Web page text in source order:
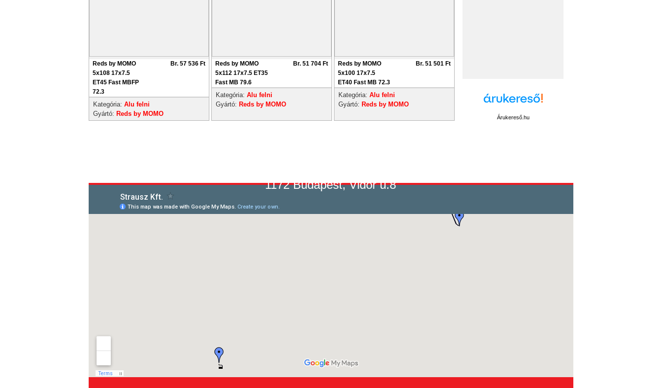
Reds by MOMO
5x108 17x7.5
ET45 Fast MBFP
72.3
Br. 57 536 Ft
Kategória: Alu felni
Gyártó: Reds by MOMO
Reds by MOMO
5x112 17x7.5 ET35
Fast MB 79.6
Br. 51 704 Ft
Kategória: Alu felni
Gyártó: Reds by MOMO
Reds by MOMO
5x100 17x7.5
ET40 Fast MB 72.3
Br. 51 501 Ft
Kategória: Alu felni
Gyártó: Reds by MOMO
Árukereső.hu
1172 Budapest, Vidor u.8